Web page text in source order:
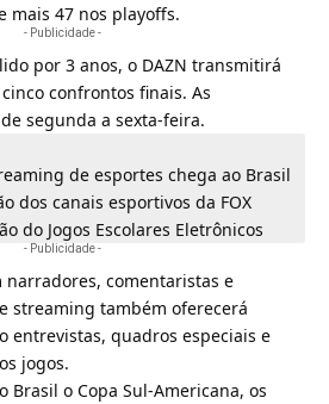
mais 47 nos playoffs.
- Publicidade -
por 3 anos, o DAZN transmitirá
confrontos finais. As
segunda a sexta-feira.
de esportes chega ao Brasil
dos canais esportivos da FOX
do Jogos Escolares Eletrônicos
- Publicidade -
narradores, comentaristas e
streaming também oferecerá
entrevistas, quadros especiais e
jogos.
Brasil o Copa Sul-Americana, os